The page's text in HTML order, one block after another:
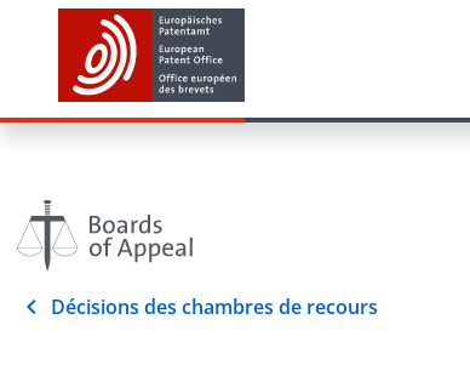
Décisions des chambres de recours